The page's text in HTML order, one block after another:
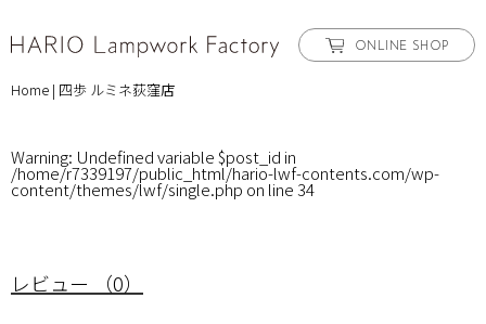
ONLINE SHOP
Home | 四歩 ルミネ荻窪店
Warning: Undefined variable $post_id in
/home/r7339197/public_html/hario-lwf-contents.com/wp-
content/themes/lwf/single.php on line34
レビュー （0）